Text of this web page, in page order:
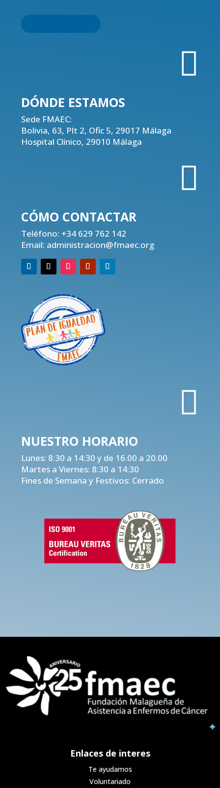

DÓNDE ESTAMOS
Sede FMAEC:
Bolivia, 63, Plt 2, Ofic 5, 29017 Málaga
Hospital Clínico, 29010 Málaga

CÓMO CONTACTAR
Teléfono: +34 629 762 142
Email: administracion@fmaec.org

NUESTRO HORARIO
Lunes: 8:30 a 14:30 y de 16.00 a 20.00
Martes a Viernes: 8:30 a 14:30
Fines de Semana y Festivos: Cerrado
Enlaces de interes
Te ayudamos
Voluntariado